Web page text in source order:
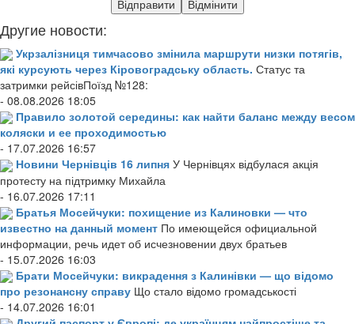
Другие новости:
Укрзалізниця тимчасово змінила маршрути низки потягів,
які курсують через Кіровоградську область. Статус та
затримки рейсівПоїзд №128:
- 08.08.2026 18:05
Правило золотой середины: как найти баланс между весом
коляски и ее проходимостью
- 17.07.2026 16:57
Новини Чернівців 16 липня У Чернівцях відбулася акція
протесту на підтримку Михайла
- 16.07.2026 17:11
Братья Мосейчуки: похищение из Калиновки — что
известно на данный момент По имеющейся официальной
информации, речь идет об исчезновении двух братьев
- 15.07.2026 16:03
Брати Мосейчуки: викрадення з Калинівки — що відомо
про резонансну справу Що стало відомо громадськості
- 14.07.2026 16:01